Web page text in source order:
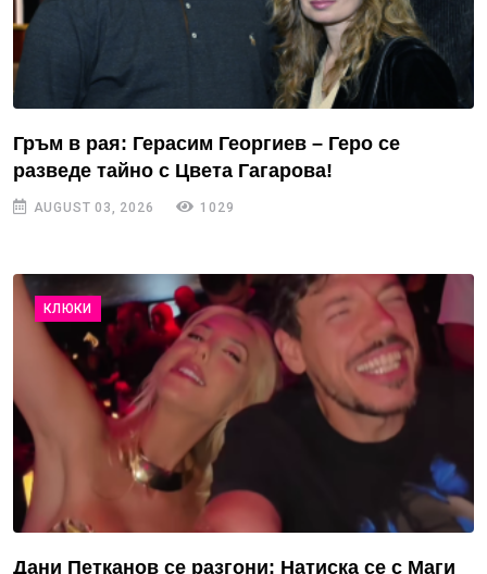
Гръм в рая: Герасим Георгиев – Геро се
разведе тайно с Цвета Гагарова!
AUGUST 03, 2026 1029
КЛЮКИ
Дани Петканов се разгони: Натиска се с Маги